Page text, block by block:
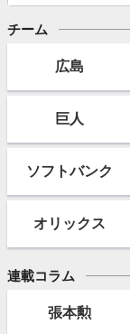
チーム
広島
巨人
ソフトバンク
オリックス
連載コラム
張本勲